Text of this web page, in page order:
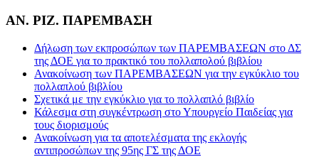
ΑΝ. ΡΙΖ. ΠΑΡΕΜΒΑΣΗ
Δήλωση των εκπροσώπων των ΠΑΡΕΜΒΑΣΕΩΝ στο ΔΣ
της ΔΟΕ για το πρακτικό του πολλαπολού βιβλίου
Ανακοίνωση των ΠΑΡΕΜΒΑΣΕΩΝ για την εγκύκλιο του
πολλαπλού βιβλίου
Σχετικά με την εγκύκλιο για το πολλαπλό βιβλίο
Κάλεσμα στη συγκέντρωση στο Υπουργείο Παιδείας για
τους διορισμούς
Ανακοίνωση για τα αποτελέσματα της εκλογής
αντιπροσώπων της 95ης ΓΣ της ΔΟΕ